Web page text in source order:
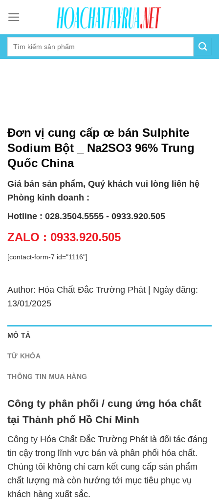
content
Đơn vị cung cấp œ bán Sulphite
Sodium Bột _ Na2SO3 96% Trung
Quốc China
Giá bán sản phẩm, Quý khách vui lòng liên hệ
Phòng kinh doanh :
Hotline : 028.3504.5555 - 0933.920.505
ZALO : 0933.920.505
[contact-form-7 id="1116"]
Author: Hóa Chất Đắc Trường Phát | Ngày đăng:
13/01/2025
MÔ TẢ
TỪ KHÓA
THÔNG TIN MUA HÀNG
Công ty phân phối / cung ứng hóa chất
tại Thành phố Hồ Chí Minh
Công ty Hóa Chất Đắc Trường Phát là đối tác đáng
tin cậy trong lĩnh vực bán và phân phối hóa chất.
Chúng tôi không chỉ cam kết cung cấp sản phẩm
chất lượng mà còn hướng tới mục tiêu phục vụ
khách hàng xuất sắc.